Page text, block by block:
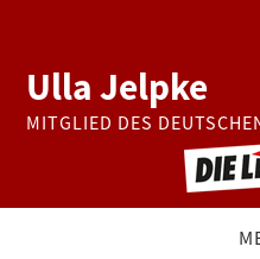
Ulla Jelpke
MITGLIED DES